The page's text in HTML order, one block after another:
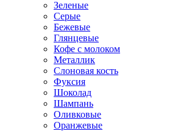
Зеленые
Серые
Бежевые
Глянцевые
Кофе с молоком
Металлик
Слоновая кость
Фуксия
Шоколад
Шампань
Оливковые
Оранжевые